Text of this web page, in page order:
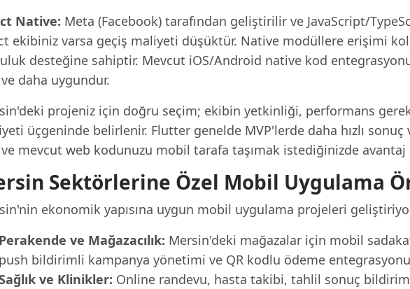
Native: Meta (Facebook) tarafından geliştirilir ve JavaScript/
ekibiniz varsa geçiş maliyeti düşüktür. Native modüllere erişimi
desteğine sahiptir. Mevcut iOS/Android native kod
daha uygundur.
projeniz için doğru seçim; ekibin yetkinliği, performans
üçgeninde belirlenir. Flutter genelde MVP'lerde daha hızlı sonuç
mevcut web kodunuzu mobil tarafa taşımak istediğinizde avantaj
Sektörlerine Özel Mobil Uygulama
ekonomik yapısına uygun mobil uygulama projeleri
Perakende ve Mağazacılık: Mersin'deki mağazalar için mobil
push bildirimli kampanya yönetimi ve QR kodlu ödeme
ve Klinikler: Online randevu, hasta takibi, tahlil sonuç